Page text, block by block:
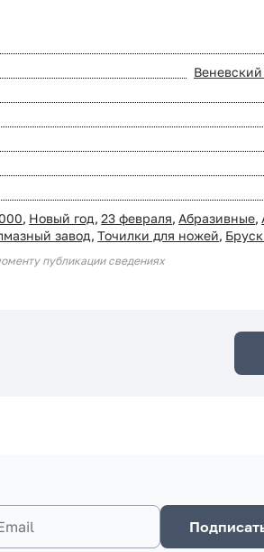
, Новый год, 23 февраля, Абразивные,
завод, Точилки для ножей,
публикации сведениях